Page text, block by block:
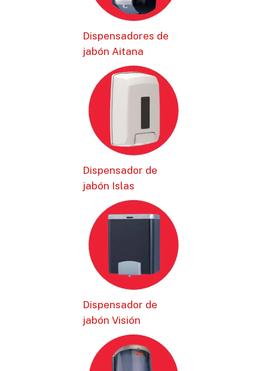
Dispensadores de
jabón Aitana
Dispensador de
jabón Islas
Dispensador de
jabón Visión